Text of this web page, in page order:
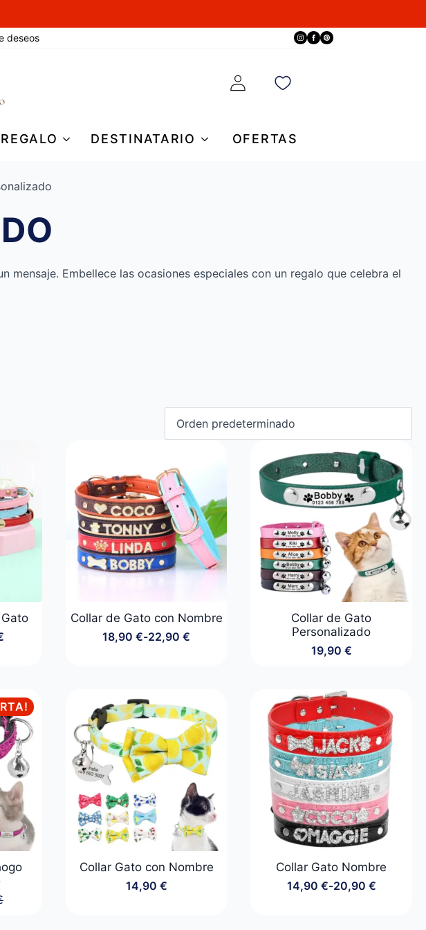
deseos
DESTINATARIO OFERTAS
Embellece las ocasiones especiales con un regalo que celebra el
Collar de Gato con Nombre
18,90€-22,90€
Rango
hasta
22,90 €
Collar de Gato
Personalizado
19,90 €
Collar Gato con Nombre
14,90 €
Collar Gato Nombre
14,90 €-20,90 €
Rango